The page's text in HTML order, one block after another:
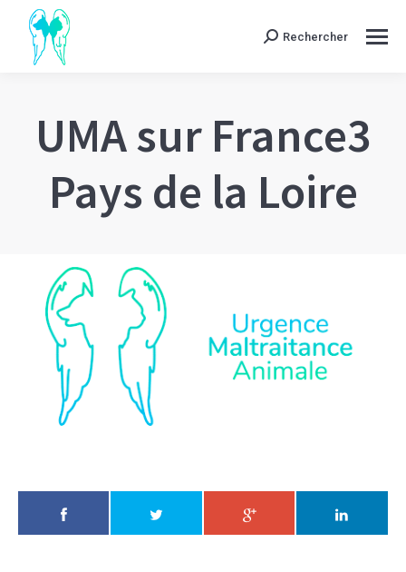
Search:Rechercher
UMA sur France3
Pays de la Loire